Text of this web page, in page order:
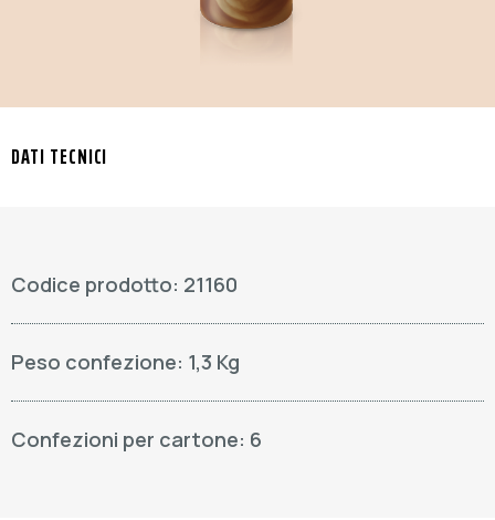
DATI TECNICI
Codice prodotto: 21160
Peso confezione: 1,3 Kg
Confezioni per cartone: 6